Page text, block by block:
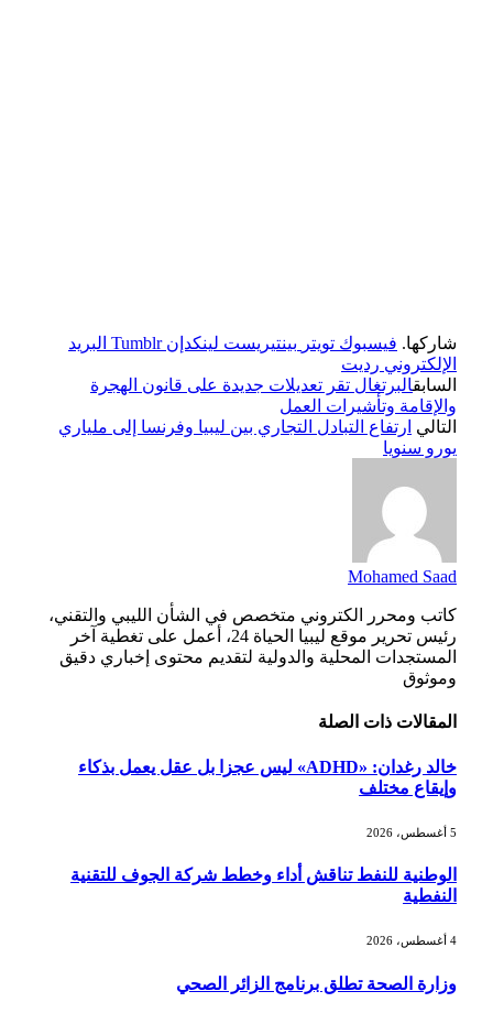
شاركها. فيسبوك تويتر بينتيريست لينكدإن Tumblr البريد
الإلكتروني رديت
السابقالبرتغال تقر تعديلات جديدة على قانون الهجرة
والإقامة وتأشيرات العمل
التالي ارتفاع التبادل التجاري بين ليبيا وفرنسا إلى ملياري
يورو سنويا
Mohamed Saad
كاتب ومحرر الكتروني متخصص في الشأن الليبي والتقني،
رئيس تحرير موقع ليبيا الحياة 24، أعمل على تغطية آخر
المستجدات المحلية والدولية لتقديم محتوى إخباري دقيق
وموثوق
المقالاتذات الصلة
خالد رغدان: «ADHD» ليس عجزا بل عقل يعمل بذكاء
وإيقاع مختلف
الوطنية للنفط تناقش أداء وخطط شركة الجوف للتقنية
النفطية
وزارة الصحة تطلق برنامج الزائر الصحي